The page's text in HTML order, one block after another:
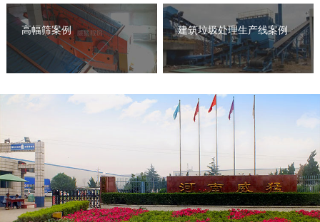
高幅筛案例 建筑垃圾处理生产线案例